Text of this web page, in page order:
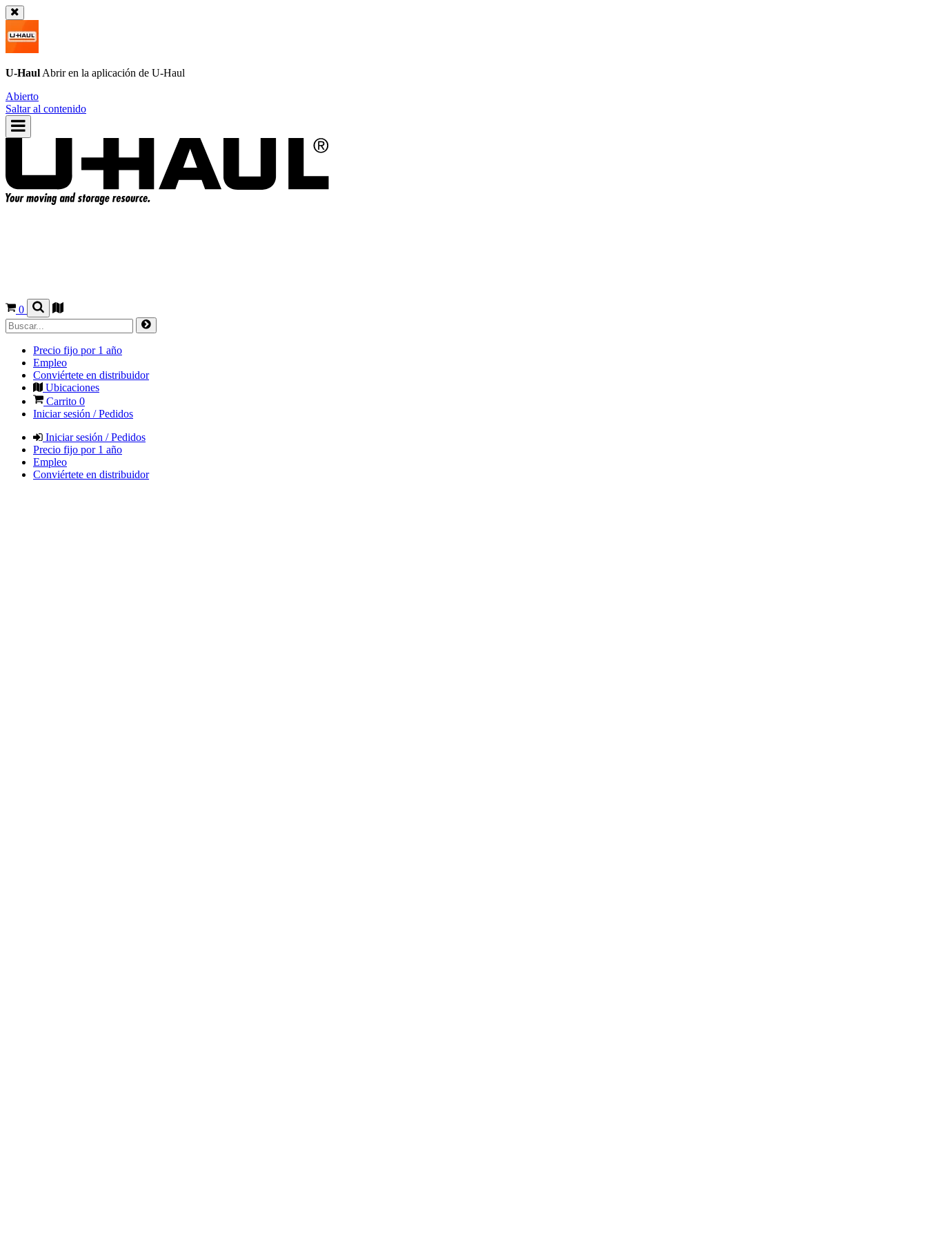
U-Haul Abrir en la aplicación de U-Haul
Abierto
Saltar al contenido
0
Precio fijo por 1 año
Empleo
Conviértete en distribuidor
Ubicaciones
Carrito 0
Iniciar sesión / Pedidos
Iniciar sesión / Pedidos
Precio fijo por 1 año
Empleo
Conviértete en distribuidor